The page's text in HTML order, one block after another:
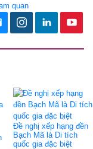
quan
Đề nghị xếp hạng đền
Bạch Mã là Di tích
quốc gia đặc biệt